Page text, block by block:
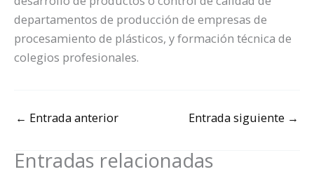
departamentos de producción de empresas de
procesamiento de plásticos, y formación técnica de
colegios profesionales.
← Entrada anterior Entrada siguiente →
Entradas relacionadas